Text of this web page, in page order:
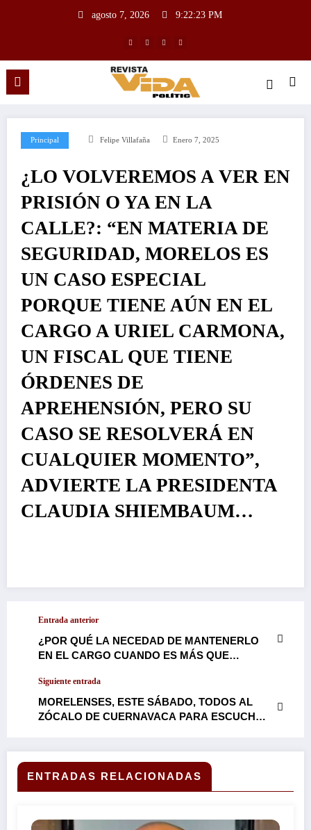
agosto 7, 2026 9:22:24 PM
Principal Felipe Villafaña Enero 7, 2025
¿LO VOLVEREMOS A VER EN
PRISIÓN O YA EN LA
CALLE?: “EN MATERIA DE
SEGURIDAD, MORELOS ES
UN CASO ESPECIAL
PORQUE TIENE AÚN EN EL
CARGO A URIEL CARMONA,
UN FISCAL QUE TIENE
ÓRDENES DE
APREHENSIÓN, PERO SU
CASO SE RESOLVERÁ EN
CUALQUIER MOMENTO”,
ADVIERTE LA PRESIDENTA
CLAUDIA SHIEMBAUM…
Entrada anterior
¿POR QUÉ LA NECEDAD DE MANTENERLO
EN EL CARGO CUANDO ES MÁS QUE
MORELENSES?: LAMENTA LA
GOBERNADORA MARGARITA GONZÁLEZ
SARAVIA OMISIONES DEL CONGRESO DEL
Siguiente entrada
MORELENSES, ESTE SÁBADO, TODOS AL
ZÓCALO DE CUERNAVACA PARA ESCUCHAR
PARA SU PUEBLO, EN OCASIÓN A LOS
PRIMEROS 100 DÍAS DE SU GOBIERNO…
ENTRADAS RELACIONADAS